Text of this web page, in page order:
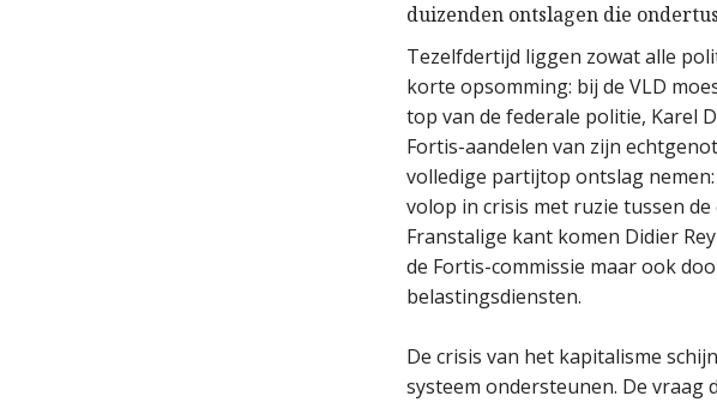
duizenden ontslagen die
Tezelfdertijd liggen zowat alle
korte opsomming: bij de VLD
top van de federale politie, Karel
Fortis-aandelen van zijn
volledige partijtop ontslag
volop in crisis met ruzie tussen
Franstalige kant komen Didier
de Fortis-commissie maar ook
belastingsdiensten.
De crisis van het kapitalisme
systeem ondersteunen. De vraag